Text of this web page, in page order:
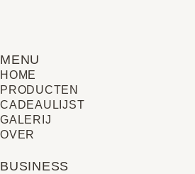
MENU
HOME
PRODUCTEN
CADEAULIJST
GALERIJ
OVER
BUSINESS